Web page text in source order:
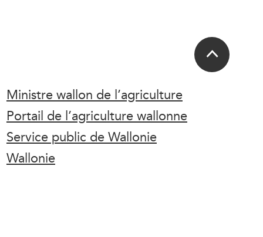
Ministre wallon de l’agriculture
Portail de l’agriculture wallonne
Service public de Wallonie
Wallonie